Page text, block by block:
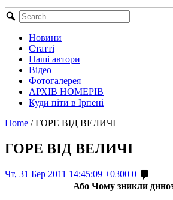
Новини
Статті
Наші автори
Відео
Фотогалерея
АРХІВ НОМЕРІВ
Куди піти в Ірпені
Home / ГОРЕ ВІД ВЕЛИЧІ
ГОРЕ ВІД ВЕЛИЧІ
Чт, 31 Бер 2011 14:45:09 +0300 0
Або Чому зникли